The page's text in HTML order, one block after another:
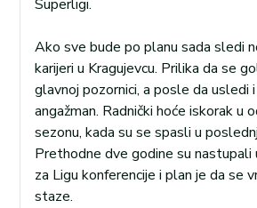
Superligi.
Ako sve bude po planu sada sledi
karijeri u Kragujevcu. Prilika da se
glavnoj pozornici, a posle da usledi
angažman. Radnički hoće iskorak u
sezonu, kada su se spasli u
Prethodne dve godine su nastupali
za Ligu konferencije i plan je da se
staze.